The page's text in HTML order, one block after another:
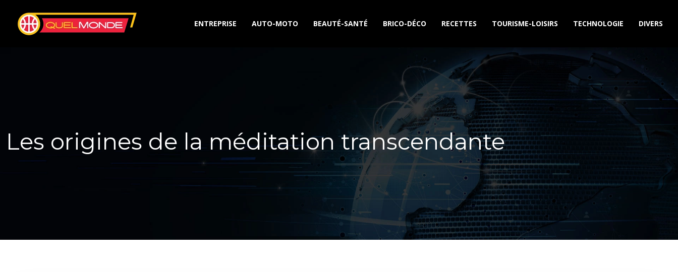
ENTREPRISE AUTO-MOTO BEAUTÉ-SANTÉ BRICO-DÉCO RECETTES TOURISME-LOISIRS TECHNOLOGIE DIVERS
Les origines de la méditation transcendante